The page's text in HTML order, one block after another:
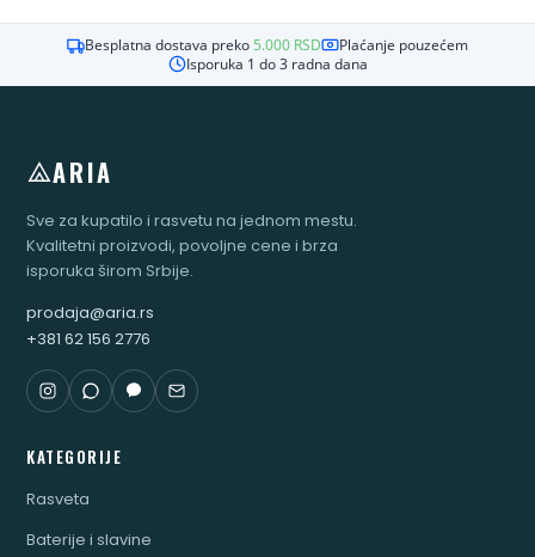
Besplatna dostava preko 5.000 RSD
Plaćanje pouzećem
Isporuka 1 do 3 radna dana
ARIA
Sve za kupatilo i rasvetu na jednom mestu.
Kvalitetni proizvodi, povoljne cene i brza
isporuka širom Srbije.
prodaja@aria.rs
+381 62 156 2776
KATEGORIJE
Rasveta
Baterije i slavine